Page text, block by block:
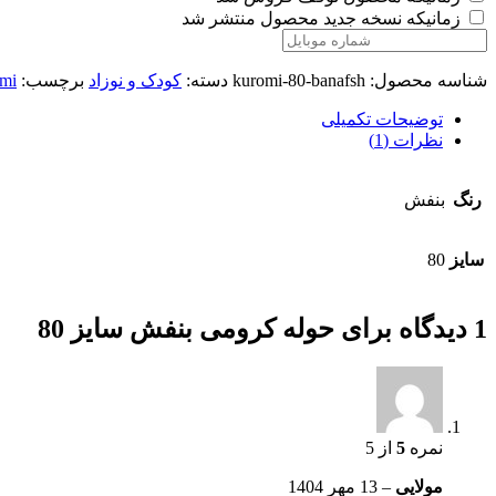
زمانیکه نسخه جدید محصول منتشر شد
شناسه محصول: kuromi-80-banafsh دسته: کودک و نوزاد برچسب:
توضیحات تکمیلی
نظرات (1)
رنگ بنفش
سایز 80
1 دیدگاه برای حوله کرومی بنفش سایز 80
نمره 5 از 5
مولایی – 13 مهر 1404